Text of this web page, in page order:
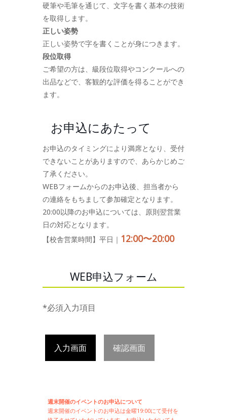
硬筆や毛筆を通じて、文字を書く基本の技術
を取得します。
正しい姿勢
正しい姿勢で字を書くことが身につきます。
段位取得
ご希望の方は、級段位取得やコンクールへの
出品などで、客観的な評価を得ることができ
ます。
お申込にあたって
お申込のタイミングにより満席となり、受付
できないことがありますので、あらかじめご
了承ください。
WEBフォームからのお申込後、担当者から
の連絡をもちまして参加確定となります。
20:00以降のお申込については、原則翌営業
日の対応となります。
【校舎営業時間】平日｜ 12:00〜20:00
WEB申込フォーム
*必須入力項目
入力画面 確認画面
週末開催のイベントのお申込について
週末開催のイベントのお申込は金曜19:00にて受付を